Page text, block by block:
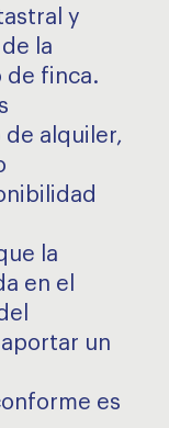
y
la
de finca.
alquiler,
la
en el
un
es